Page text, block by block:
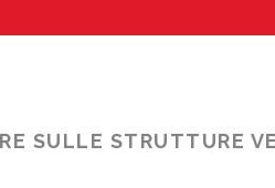
SULLE STRUTTURE